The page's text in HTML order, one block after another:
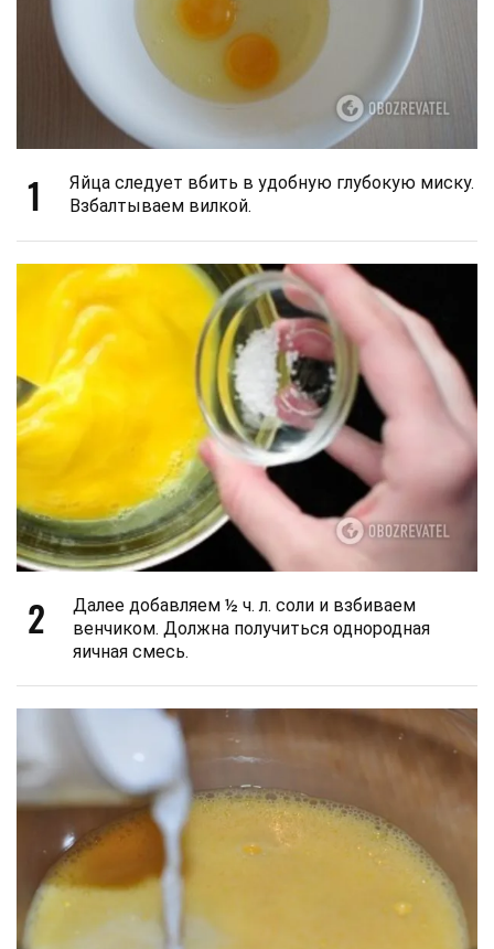
1
Яйца следует вбить в удобную глубокую миску.
Взбалтываем вилкой.
2
Далее добавляем ½ ч. л. соли и взбиваем
венчиком. Должна получиться однородная
яичная смесь.